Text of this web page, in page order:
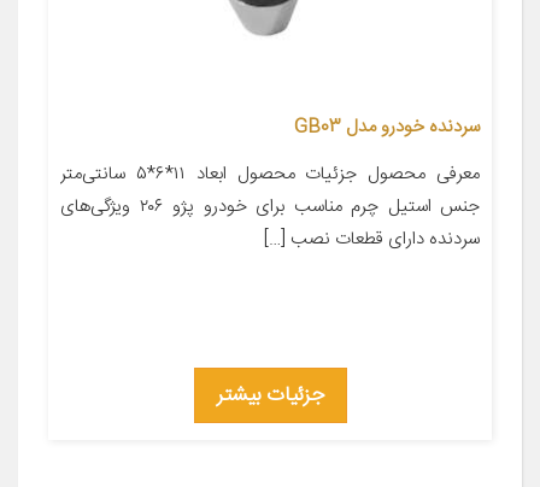
سردنده خودرو مدل GB03
معرفی محصول جزئیات محصول ابعاد ۱۱*۶*۵ سانتی‌متر
جنس استیل چرم مناسب برای خودرو پژو ۲۰۶ ویژگی‌های
سردنده دارای قطعات نصب […]
جزئیات بیشتر